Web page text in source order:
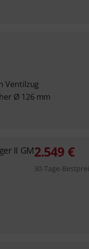
Ventilzug
Ø 126 mm
II GM2.549 €
30-Tage-